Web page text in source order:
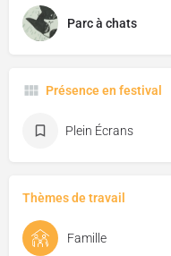
Parc à chats
Présence en festival
Plein Écrans
Thèmes de travail
Famille